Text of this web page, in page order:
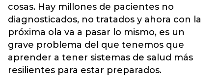
cosas. Hay millones de pacientes no
diagnosticados, no tratados y ahora con la
próxima ola va a pasar lo mismo, es un
grave problema del que tenemos que
aprender a tener sistemas de salud más
resilientes para estar preparados.